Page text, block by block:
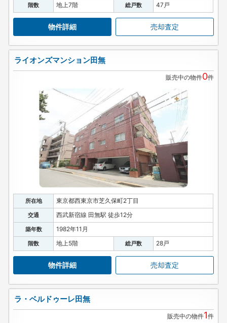
階数 地上7階 総戸数 47戸
物件詳細 売却査定
ライオンズマンション田無
販売中の物件0件
所在地 東京都西東京市芝久保町2丁目
交通 西武新宿線 田無駅 徒歩12分
築年数 1982年11月
階数 地上5階 総戸数 28戸
物件詳細 売却査定
ラ・ベルドゥーレ田無
販売中の物件1件